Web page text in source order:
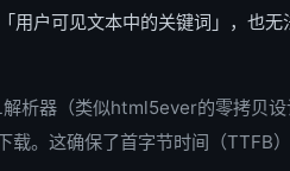
用户可见文本中的关键词」，也无
析器（类似html5ever的零拷贝
。这确保了首字节时间（TTFB）